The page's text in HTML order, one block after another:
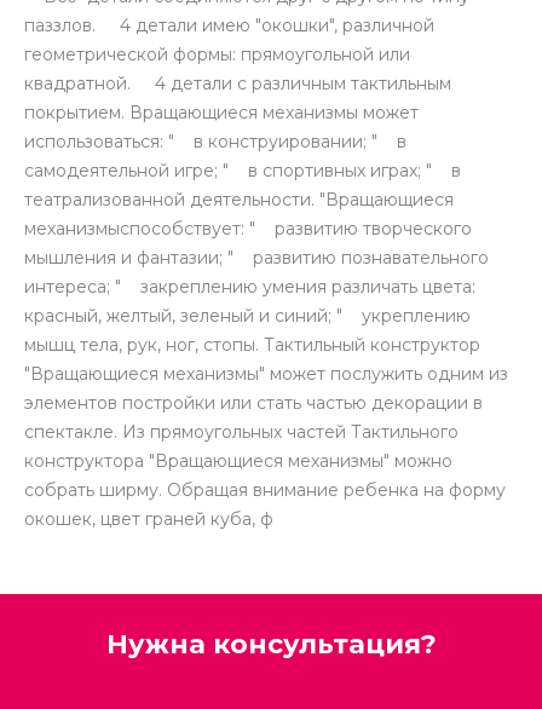
паззлов. 4 детали имею "окошки", различной
геометрической формы: прямоугольной или
квадратной. 4 детали с различным тактильным
покрытием. Вращающиеся механизмы может
использоваться: " в конструировании; " в
самодеятельной игре; " в спортивных играх; " в
театрализованной деятельности. "Вращающиеся
механизмыспособствует: " развитию творческого
мышления и фантазии; " развитию познавательного
интереса; " закреплению умения различать цвета:
красный, желтый, зеленый и синий; " укреплению
мышц тела, рук, ног, стопы. Тактильный конструктор
"Вращающиеся механизмы" может послужить одним из
элементов постройки или стать частью декорации в
спектакле. Из прямоугольных частей Тактильного
конструктора "Вращающиеся механизмы" можно
собрать ширму. Обращая внимание ребенка на форму
окошек, цвет граней куба, ф
Нужна консультация?